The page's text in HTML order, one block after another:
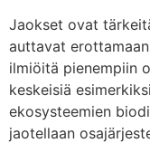
Jaokset ovat
auttavat
ilmiöitä pienempiin
keskeisiä
ekosysteemien
jaotellaan